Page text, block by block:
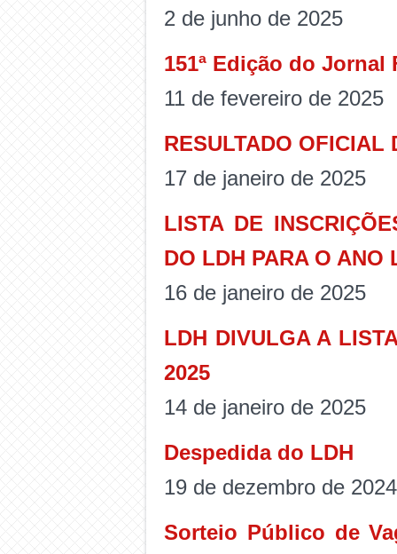
2 de junho de 2025
151ª Edição do
11 de fevereiro de 2025
RESULTADO OFICIAL
17 de janeiro de 2025
LISTA DE
DO LDH PARA O ANO
16 de janeiro de 2025
LDH DIVULGA A
2025
14 de janeiro de 2025
Despedida do LDH
19 de dezembro de 2024
Sorteio Público de